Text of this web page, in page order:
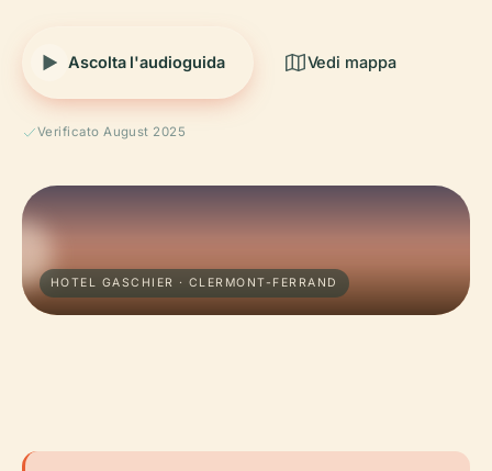
Ascolta l'audioguida Vedi mappa
Verificato August 2025
HOTEL GASCHIER · CLERMONT-FERRAND